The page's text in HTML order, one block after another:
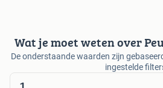
Wat je moet weten over
De onderstaande waarden zijn
ingestelde